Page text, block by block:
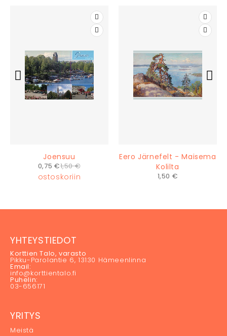
Joensuu
1,50€
0,75 €
ostoskoriin
Eero Järnefelt - Maisema
Kolilta
1,50 €
YHTEYSTIEDOT
Korttien Talo, varasto
Pikku-Parolantie 6, 13130 Hämeenlinna
Email:
info@korttientalo.fi
Puhelin:
03-656171
YRITYS
Meistä